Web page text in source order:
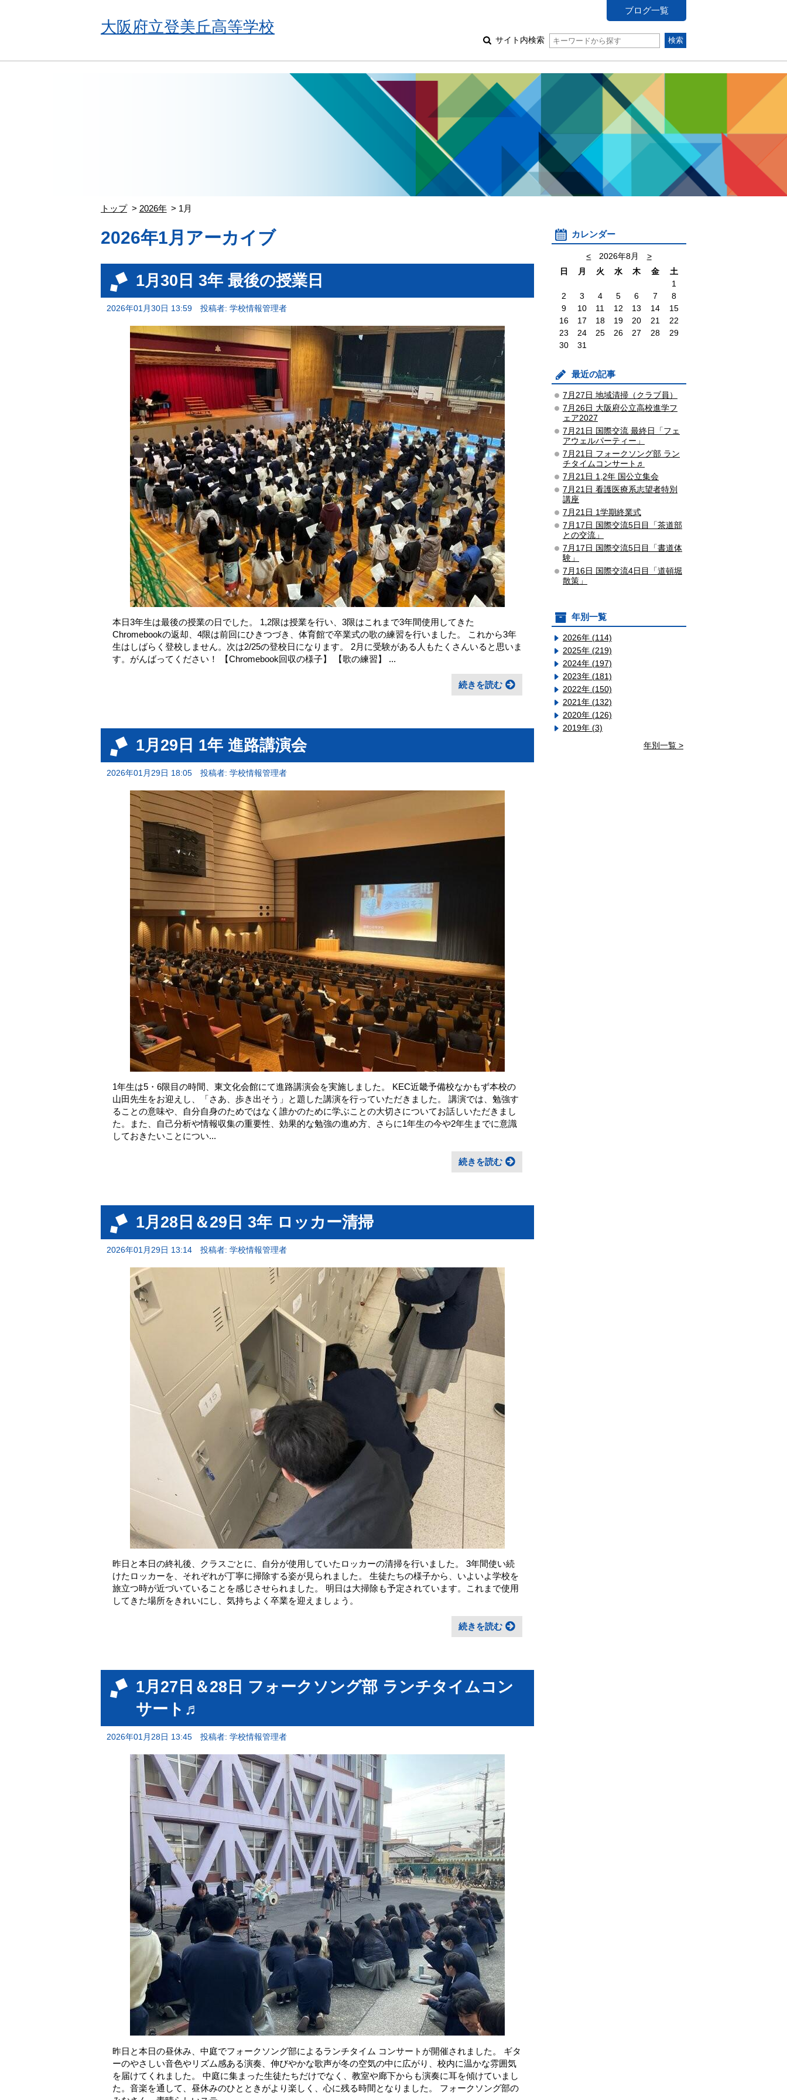
大阪府立登美丘高等学校
ブログ一覧
サイト内検索
トップ 2026年 1月
2026年1月アーカイブ
1月30日 3年 最後の授業日
2026年01月30日 13:59 投稿者: 学校情報管理者
本日3年生は最後の授業の日でした。 1,2限は授業を行い、3限はこれまで3年間使用してきた
Chromebookの返却、4限は前回にひきつづき、体育館で卒業式の歌の練習を行いました。 これから3年
生はしばらく登校しません。次は2/25の登校日になります。 2月に受験がある人もたくさんいると思いま
す。がんばってください！ 【Chromebook回収の様子】 【歌の練習】 ...
続きを読む
1月29日 1年 進路講演会
2026年01月29日 18:05 投稿者: 学校情報管理者
1年生は5・6限目の時間、東文化会館にて進路講演会を実施しました。 KEC近畿予備校なかもず本校の
山田先生をお迎えし、「さあ、歩き出そう」と題した講演を行っていただきました。 講演では、勉強す
ることの意味や、自分自身のためではなく誰かのために学ぶことの大切さについてお話しいただきまし
た。また、自己分析や情報収集の重要性、効果的な勉強の進め方、さらに1年生の今や2年生までに意識
しておきたいことについ...
続きを読む
1月28日＆29日 3年 ロッカー清掃
2026年01月29日 13:14 投稿者: 学校情報管理者
昨日と本日の終礼後、クラスごとに、自分が使用していたロッカーの清掃を行いました。 3年間使い続
けたロッカーを、それぞれが丁寧に掃除する姿が見られました。 生徒たちの様子から、いよいよ学校を
旅立つ時が近づいていることを感じさせられました。 明日は大掃除も予定されています。これまで使用
してきた場所をきれいにし、気持ちよく卒業を迎えましょう。
続きを読む
1月27日＆28日 フォークソング部 ランチタイムコン
サート♬
2026年01月28日 13:45 投稿者: 学校情報管理者
昨日と本日の昼休み、中庭でフォークソング部によるランチタイム コンサートが開催されました。 ギタ
ーのやさしい音色やリズム感ある演奏、伸びやかな歌声が冬の空気の中に広がり、校内に温かな雰囲気
を届けてくれました。 中庭に集まった生徒たちだけでなく、教室や廊下からも演奏に耳を傾けていまし
た。音楽を通して、昼休みのひとときがより楽しく、心に残る時間となりました。 フォークソング部の
カレンダー
< 2026年8月
>
日
月 火 水 木 金
土
1
2
3 4 5 6 7
8
9
10 11 12 13 14
15
16
17 18 19 20 21
22
23
24 25 26 27 28
29
30
31
最近の記事
7月27日 地域清掃（クラブ員）
7月26日 大阪府公立高校進学フ
ェア2027
7月21日 国際交流 最終日「フェ
アウェルパーティー」
7月21日 フォークソング部 ラン
チタイムコンサート♬
7月21日 1,2年 国公立集会
7月21日 看護医療系志望者特別
講座
7月21日 1学期終業式
7月17日 国際交流5日目「茶道部
との交流」
7月17日 国際交流5日目「書道体
験」
7月16日 国際交流4日目「道頓堀
散策」
年別一覧
2026年 (114)
2025年 (219)
2024年 (197)
2023年 (181)
2022年 (150)
2021年 (132)
2020年 (126)
2019年 (3)
年別一覧 >